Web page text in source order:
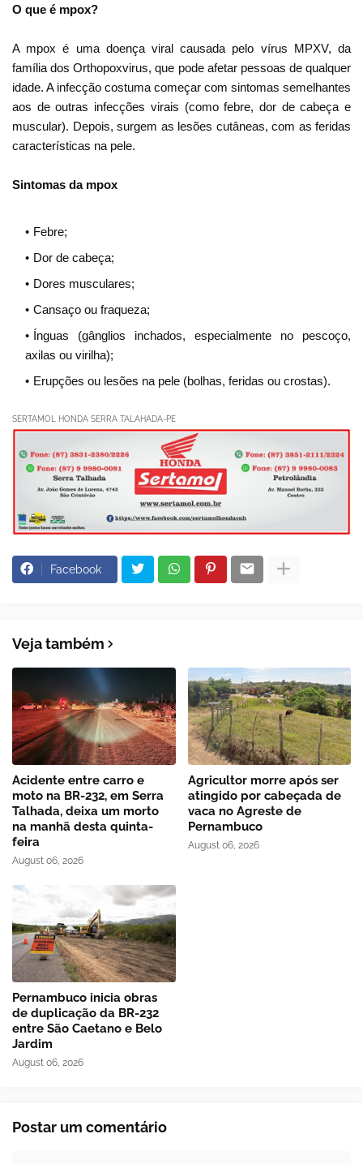
O que é mpox?
A mpox é uma doença viral causada pelo vírus MPXV, da
família dos Orthopoxvirus, que pode afetar pessoas de qualquer
idade. A infecção costuma começar com sintomas semelhantes
aos de outras infecções virais (como febre, dor de cabeça e
muscular). Depois, surgem as lesões cutâneas, com as feridas
características na pele.
Sintomas da mpox
Febre;
Dor de cabeça;
Dores musculares;
Cansaço ou fraqueza;
Ínguas (gânglios inchados, especialmente no pescoço,
axilas ou virilha);
Erupções ou lesões na pele (bolhas, feridas ou crostas).
SERTAMOL HONDA SERRA TALAHADA-PE
Facebook
Veja também
Acidente entre carro e
moto na BR-232, em Serra
Talhada, deixa um morto
na manhã desta quinta-
feira
August 06, 2026
Agricultor morre após ser
atingido por cabeçada de
vaca no Agreste de
Pernambuco
August 06, 2026
Pernambuco inicia obras
de duplicação da BR-232
entre São Caetano e Belo
Jardim
August 06, 2026
Postar um comentário